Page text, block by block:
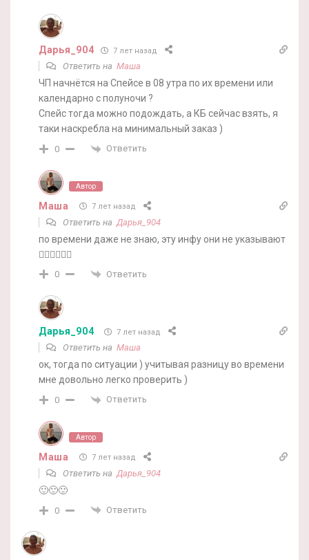
Дарья_904 7 лет назад
Ответить на Маша
ЧП начнётся на Спейсе в 08 утра по их времени или
календарно с полуночи ?
Спейс тогда можно подождать, а КБ сейчас взять, я
таки наскребла на минимальный заказ )
0 Ответить
Автор
Маша 7 лет назад
Ответить на Дарья_904
по времени даже не знаю, эту инфу они не указывают
🤷‍♀️🤷‍♀️🤷‍♀️
0 Ответить
Дарья_904 7 лет назад
Ответить на Маша
ок, тогда по ситуации ) учитывая разницу во времени
мне довольно легко проверить )
0 Ответить
Автор
Маша 7 лет назад
Ответить на Дарья_904
🙂🙂🙂
0 Ответить